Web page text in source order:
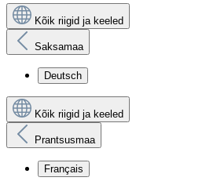
Kõik riigid ja keeled
Saksamaa
Deutsch
Kõik riigid ja keeled
Prantsusmaa
Français